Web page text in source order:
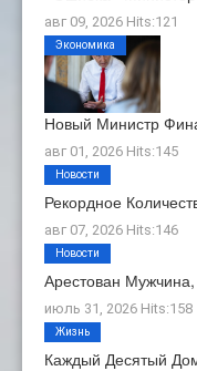
авг 09, 2026 Hits:121
Новый Министр
авг 01, 2026 Hits:145
Экономика
Рекордное
авг 07, 2026 Hits:146
Новости
Арестован
июль 31, 2026 Hits:158
Новости
Каждый Десятый
Жизнь